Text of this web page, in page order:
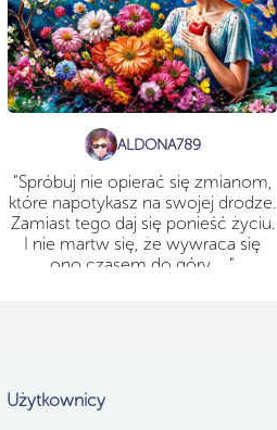
ALDONA789
"Spróbuj nie opierać się zmianom,
które napotykasz na swojej drodze.
Zamiast tego daj się ponieść życiu.
I nie martw się, że wywraca się
ono czasem do góry ... "
Użytkownicy